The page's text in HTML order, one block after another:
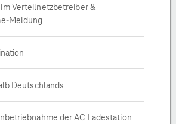
Verteilnetzbetreiber &
Meldung
Deutschlands
der AC Ladestation